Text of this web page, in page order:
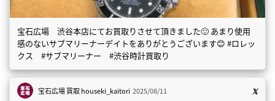
宝石広場 渋谷本店にてお買取りさせて頂きました🙂 あまり使用
感のないサブマリーナーデイトをありがとうございます😊 #ロレッ
クス #サブマリーナー #渋谷時計買取り
宝石広場 買取houseki_kaitori 2025/08/11